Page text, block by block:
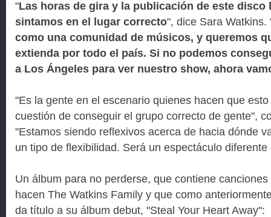
"Las horas de gira y la publicación de este disco
sintamos en el lugar correcto", dice Sara Watkins.
como una comunidad de músicos, y queremos
extienda por todo el país. Si no podemos
a Los Ángeles para ver nuestro show, ahora
"Es la gente en el escenario quienes hacen que
cuestión de conseguir el grupo correcto de gente",
"Estamos siendo reflexivos acerca de hacia dónde
un tipo de flexibilidad. Será un espectáculo
Un álbum para no perderse, que contiene
hacen The Watkins Family y que como
da título a su álbum debut, "Steal Your Heart Away":